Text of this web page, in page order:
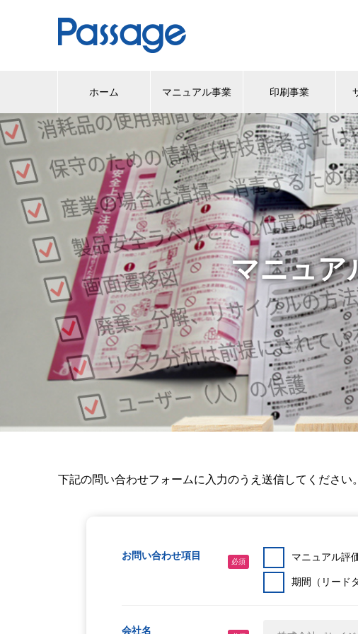
ホーム マニュアル事業 印刷事業
マニュア
下記の問い合わせフォームに入力のうえ送信してください。
お問い合わせ項目
必須 マニュアル評
期間（リード
会社名